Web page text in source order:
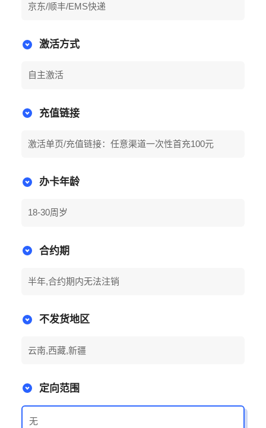
京东/顺丰/EMS快递
激活方式
自主激活
充值链接
激活单页/充值链接：任意渠道一次性首充100元
办卡年龄
18-30周岁
合约期
半年,合约期内无法注销
不发货地区
云南,西藏,新疆
定向范围
无